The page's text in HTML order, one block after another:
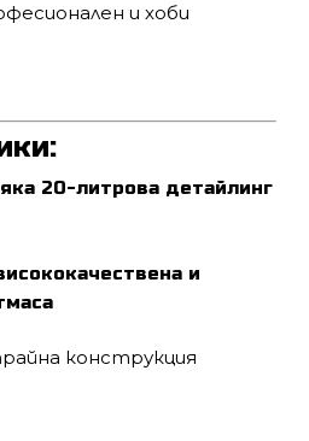
и хоби
20-литрова детайлинг
и
конструкция